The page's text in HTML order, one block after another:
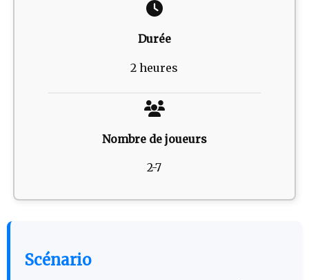
Durée
2 heures
Nombre de joueurs
2-7
Scénario